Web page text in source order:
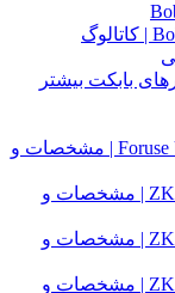
مینی لودر بابکت Bobcat S300 | کاتالوگ
بابکت بیشتر
مینی لودر فوریوز Foruse UZ 1020 | مشخصات و
مینی لودر زرین کوپال ZK 950 | مشخصات و
مینی لودر زرین کوپال ZK 700 | مشخصات و
مینی لودر زرین کوپال ZK 650 | مشخصات و